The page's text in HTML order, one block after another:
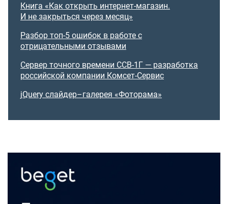
Книга «Как открыть интернет-магазин.
И не закрыться через месяц»
Разбор топ-5 ошибок в работе с
отрицательными отзывами
Сервер точного времени ССВ-1Г — разработка
российской компании Комсет-Сервис
jQuery слайдер–галерея «Фоторама»